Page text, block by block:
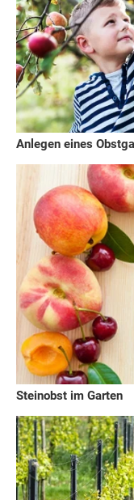
Anlegen eines
Steinobst im Garten